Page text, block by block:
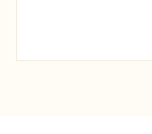
– Buanderie